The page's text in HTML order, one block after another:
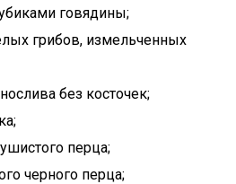
говядины;
грибов, измельченных
без косточек;
перца;
черного перца;